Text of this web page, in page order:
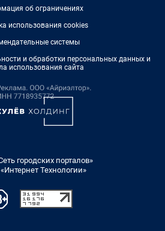
об ограничениях
использования cookies
системы
и обработки персональных данных и
использования сайта
городских порталов»
Технологии»